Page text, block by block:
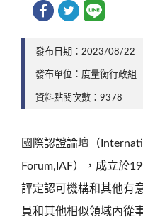
發布日期：2023/08/22
發布單位：度量衡行政組
資料點閱次數：9378
國際認證論壇（
Forum,IAF），成立於
評定認可機構和其他有
員和其他相似領域內從